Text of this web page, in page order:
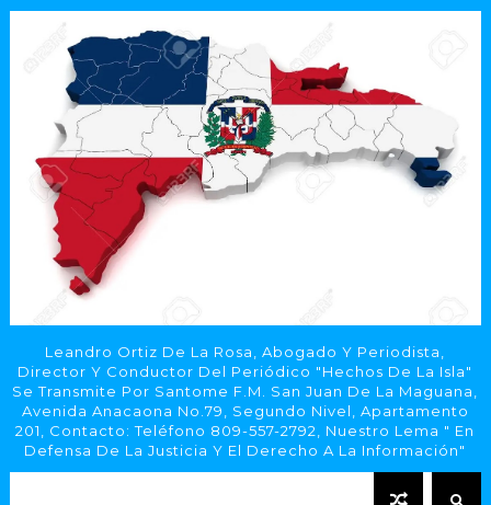
Leandro Ortiz De La Rosa, Abogado Y Periodista,
Director Y Conductor Del Periódico "Hechos De La Isla"
Se Transmite Por Santome F.M. San Juan De La Maguana,
Avenida Anacaona No.79, Segundo Nivel, Apartamento
201, Contacto: Teléfono 809-557-2792, Nuestro Lema " En
Defensa De La Justicia Y El Derecho A La Información"